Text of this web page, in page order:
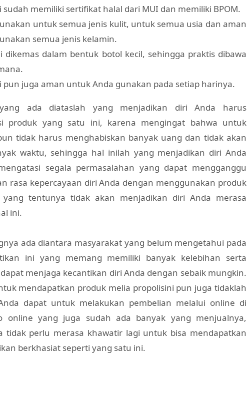
sudah memiliki sertifikat halal dari MUI dan memiliki BPOM.
untuk semua jenis kulit, untuk semua usia dan aman
semua jenis kelamin.
dikemas dalam bentuk botol kecil, sehingga praktis dibawa
pun juga aman untuk Anda gunakan pada setiap harinya.
ada diataslah yang menjadikan diri Anda harus
produk yang satu ini, karena mengingat bahwa untuk
tidak harus menghabiskan banyak uang dan tidak akan
waktu, sehingga hal inilah yang menjadikan diri Anda
segala permasalahan yang dapat mengganggu
rasa kepercayaan diri Anda dengan menggunakan produk
tentunya tidak akan menjadikan diri Anda merasa
ini.
ada diantara masyarakat yang belum mengetahui pada
ini yang memang memiliki banyak kelebihan serta
menjaga kecantikan diri Anda dengan sebaik mungkin.
mendapatkan produk melia propolisini pun juga tidaklah
dapat untuk melakukan pembelian melalui online di
online yang juga sudah ada banyak yang menjualnya,
tidak perlu merasa khawatir lagi untuk bisa mendapatkan
berkhasiat seperti yang satu ini.